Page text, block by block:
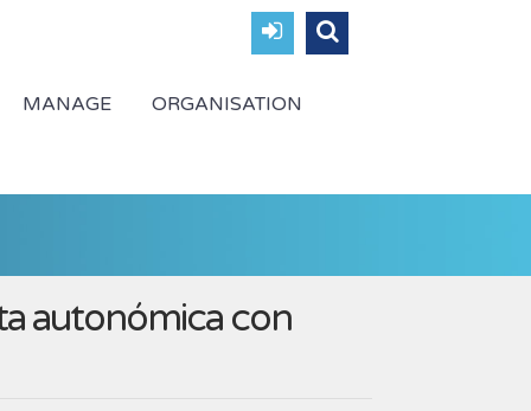
MANAGE ORGANISATION
autonómica con